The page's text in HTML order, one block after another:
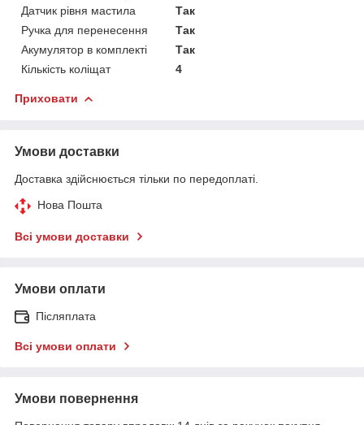
Датчик рівня мастила
Так
Ручка для перенесення
Так
Акумулятор в комплекті
Так
Кількість коліщат
4
Приховати
Умови доставки
Доставка здійснюється тільки по передоплаті.
Нова Пошта
Всі умови доставки
Умови оплати
Післяплата
Всі умови оплати
Умови повернення